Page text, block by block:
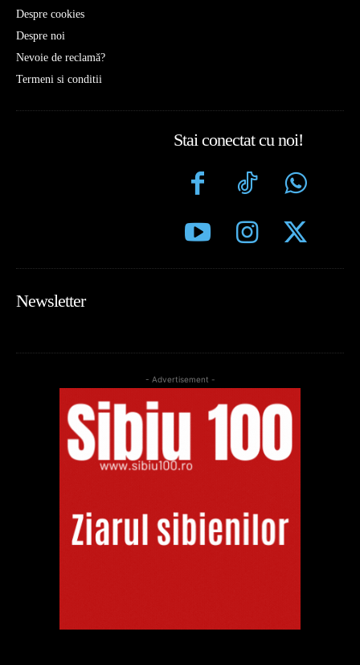
Despre cookies
Despre noi
Nevoie de reclamă?
Termeni si conditii
Stai conectat cu noi!
Newsletter
- Advertisement -